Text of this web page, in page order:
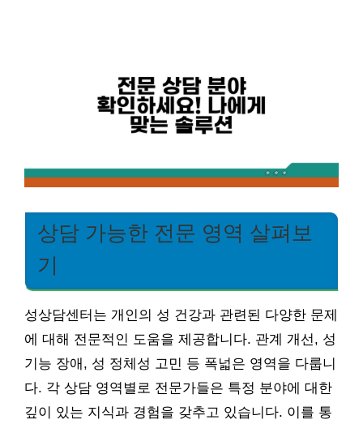
상담 가능한 전문 영역 살펴보
기
성상담센터는 개인의 성 건강과 관련된 다양한 문제
에 대해 전문적인 도움을 제공합니다. 관계 개선, 성
기능 장애, 성 정체성 고민 등 폭넓은 영역을 다룹니
다. 각 상담 영역별로 전문가들은 특정 분야에 대한
깊이 있는 지식과 경험을 갖추고 있습니다. 이를 통